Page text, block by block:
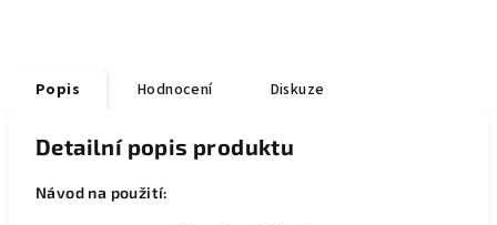
Popis Hodnocení Diskuze
Detailní popis produktu
Návod na použití: